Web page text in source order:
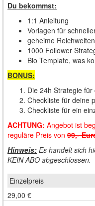
Du bekommst:
1:1 Anleitung
Vorlagen für
geheime
1000 Follower
Bio Template, was
BONUS:
Die 24h Strategie
Checkliste für deine
Checkliste für ein
ACHTUNG: Angebot ist
reguläre Preis von 99,-
Hinweis: Es handelt sich
KEIN ABO abgeschlossen.
29,00 €